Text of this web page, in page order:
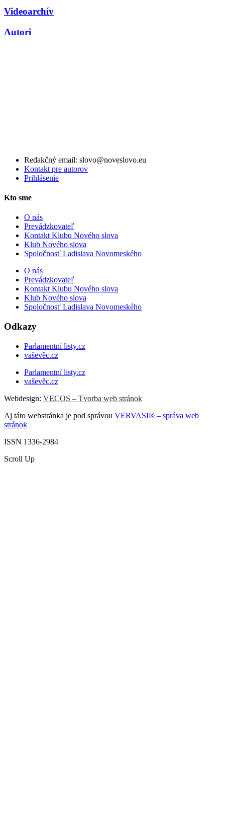
Videoarchív
Autori
Redakčný email: slovo@noveslovo.eu
Kontakt pre autorov
Prihlásenie
Kto sme
O nás
Prevádzkovateľ
Kontakt Klubu Nového slova
Klub Nového slova
Spoločnosť Ladislava Novomeského
O nás
Prevádzkovateľ
Kontakt Klubu Nového slova
Klub Nového slova
Spoločnosť Ladislava Novomeského
Odkazy
Parlamentní listy.cz
vaševěc.cz
Parlamentní listy.cz
vaševěc.cz
Webdesign: VECOS – Tvorba web stránok
Aj táto webstránka je pod správou VERVASI® – správa web
stránok
ISSN 1336-2984
Scroll Up